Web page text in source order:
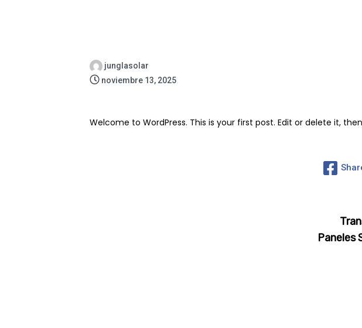
junglasolar
noviembre 13, 2025
Welcome to WordPress. This is your first post. Edit or delete it,
Paneles